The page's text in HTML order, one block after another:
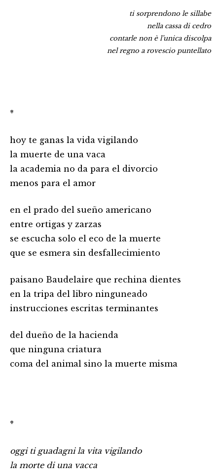
ti sorprendono le sillabe
nella cassa di cedro
contarle non è l’unica discolpa
nel regno a rovescio puntellato
*
hoy te ganas la vida vigilando
la muerte de una vaca
la academia no da para el divorcio
menos para el amor
en el prado del sueño americano
entre ortigas y zarzas
se escucha solo el eco de la muerte
que se esmera sin desfallecimiento
paisano Baudelaire que rechina dientes
en la tripa del libro ninguneado
instrucciones escritas terminantes
del dueño de la hacienda
que ninguna criatura
coma del animal sino la muerte misma
*
oggi ti guadagni la vita vigilando
la morte di una vacca